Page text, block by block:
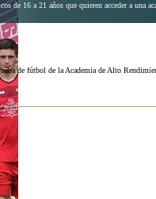
de 16 a 21 años que quieren acceder a una
de fútbol de la Academia de Alto